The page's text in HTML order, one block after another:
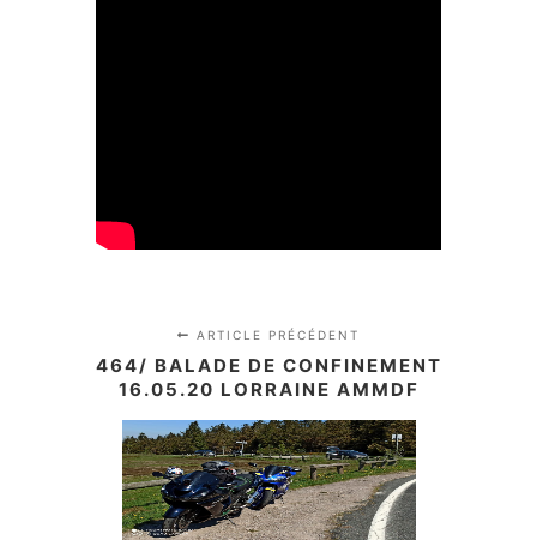
ARTICLE PRÉCÉDENT
464/ BALADE DE CONFINEMENT
16.05.20 LORRAINE AMMDF